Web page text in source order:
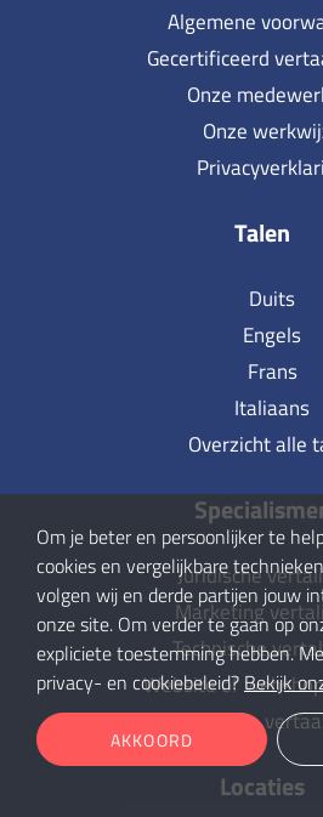
Algemene
Gecertificeerd
Onze
Onze
Talen
Duits
Engels
Frans
Italiaans
Overzicht alle
Juridische
Marketing
Technische
Website of
Overzicht alle
Locaties
Om je beter en persoonlijker te
cookies en vergelijkbare
volgen wij en derde partijen jouw
onze site. Om verder te gaan op
expliciete toestemming hebben.
privacy- en cookiebeleid? Bekijk
AKKOORD